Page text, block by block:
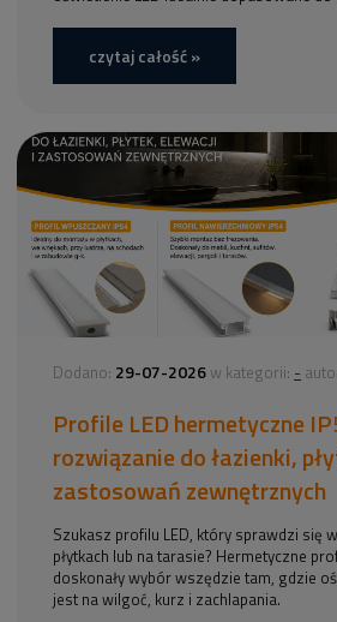
czytaj całość »
Dodano: 29-07-2026 w kategorii: -
Profile LED hermetyczne
rozwiązanie do łazienki,
zastosowań zewnętrznych
Szukasz profilu LED, który sprawdzi się
płytkach lub na tarasie? Hermetyczne
doskonały wybór wszędzie tam, gdzie
jest na wilgoć, kurz i zachlapania.